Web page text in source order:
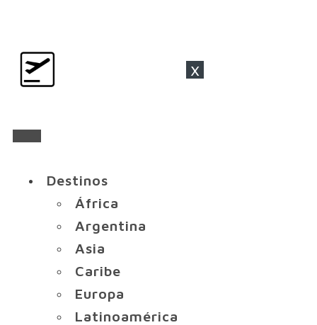
x
Destinos
África
Argentina
Asia
Caribe
Europa
Latinoamérica